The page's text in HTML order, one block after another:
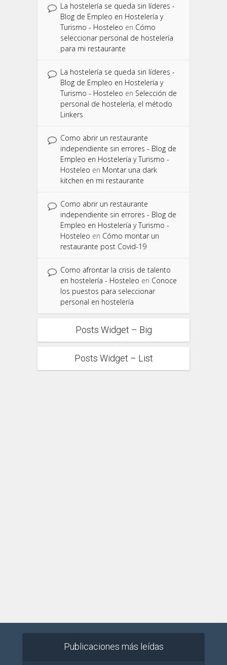
La hostelería se queda sin líderes -
Blog de Empleo en Hostelería y
Turismo - Hosteleo en Cómo
seleccionar personal de hostelería
para mi restaurante
La hostelería se queda sin líderes -
Blog de Empleo en Hostelería y
Turismo - Hosteleo en Selección de
personal de hostelería, el método
Linkers
Como abrir un restaurante
independiente sin errores - Blog de
Empleo en Hostelería y Turismo -
Hosteleo en Montar una dark
kitchen en mi restaurante
Como abrir un restaurante
independiente sin errores - Blog de
Empleo en Hostelería y Turismo -
Hosteleo en Cómo montar un
restaurante post Covid-19
Como afrontar la crisis de talento
en hostelería - Hosteleo en Conoce
los puestos para seleccionar
personal en hostelería
Posts Widget – Big
Posts Widget – List
Publicaciones más leídas